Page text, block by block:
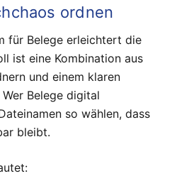
ordnen
für Belege erleichtert die
ist eine Kombination aus
und einem klaren
Belege digital
so wählen, dass
bleibt.